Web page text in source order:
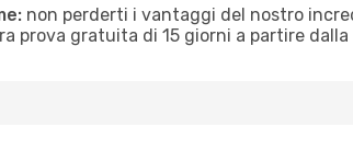
non perderti i vantaggi del nostro
prova gratuita di 15 giorni a partire